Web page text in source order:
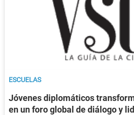
ESCUELAS
Jóvenes diplomáticos
en un foro global de diálogo y